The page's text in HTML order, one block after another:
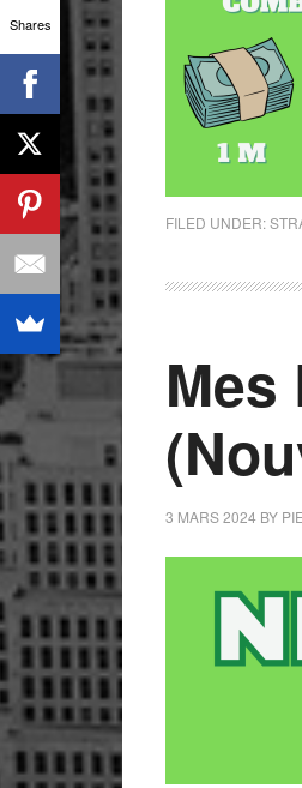
FILED UNDER:
3 MARS 2024 BY
Shares